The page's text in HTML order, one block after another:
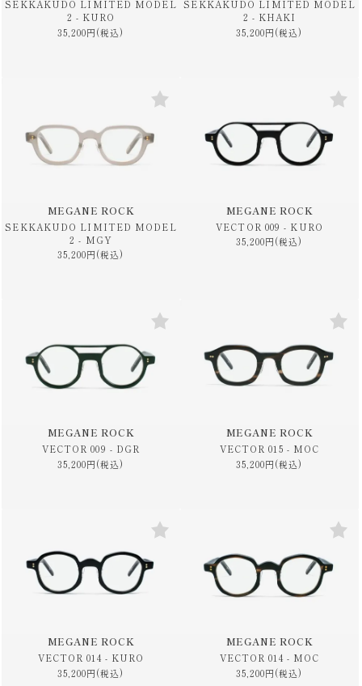
SEKKAKUDO LIMITED MODEL
2 - KURO
35,200円(税込)
SEKKAKUDO LIMITED MODEL
2 - KHAKI
35,200円(税込)
MEGANE ROCK
SEKKAKUDO LIMITED MODEL
2 - MGY
35,200円(税込)
MEGANE ROCK
VECTOR 009 - KURO
35,200円(税込)
MEGANE ROCK
VECTOR 009 - DGR
35,200円(税込)
MEGANE ROCK
VECTOR 015 - MOC
35,200円(税込)
MEGANE ROCK
VECTOR 014 - KURO
35,200円(税込)
MEGANE ROCK
VECTOR 014 - MOC
35,200円(税込)